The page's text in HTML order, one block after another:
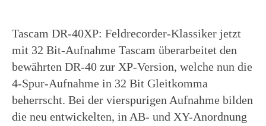
Tascam DR-40XP: Feldrecorder-Klassiker jetzt
mit 32 Bit-Aufnahme Tascam überarbeitet den
bewährten DR-40 zur XP-Version, welche nun die
4-Spur-Aufnahme in 32 Bit Gleitkomma
beherrscht. Bei der vierspurigen Aufnahme bilden
die neu entwickelten, in AB- und XY-Anordnung